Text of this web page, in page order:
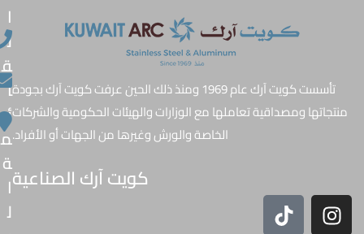
تأسست كويت آرك عام 1969 ومنذ ذلك الحين عرفت كويت آرك بجودة
منتجاتها ومصداقية تعاملها مع الوزارات والهيئات الحكومية والشركات
الخاصة والورش وغيرها من الجهات أو الأفراد.
كويت آرك الصناعية
ا
ل
ق
ا
ئ
م
ة
ا
ل